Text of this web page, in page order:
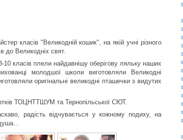
класів "Великодній кошик", на якій учні різного
до Великодніх свят.
10 класів плели найдавнішу оберігову ляльку наших
молодшої школи виготовляли Великодні
оригінальні великодні пташечки з видутих
ТОЦНТТШУМ та Тернопільської СЮТ.
радість відчувається у кожному подиху, на